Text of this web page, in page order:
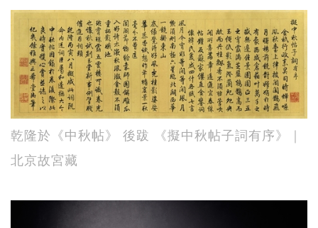
乾隆於《中秋帖》 後跋 《擬中秋帖子詞有序》｜
北京故宮藏